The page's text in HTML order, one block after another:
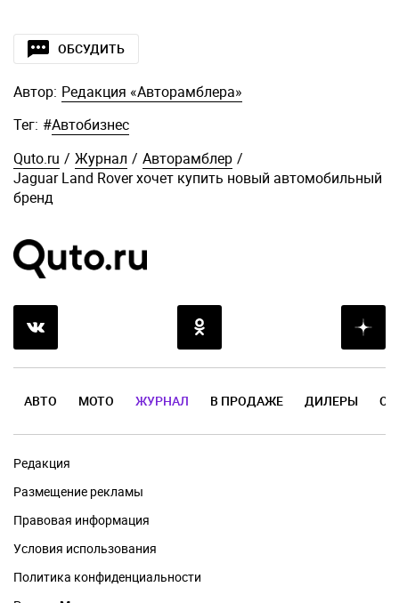
ОБСУДИТЬ
Автор: Редакция «Авторамблера»
Тег: #Автобизнес
Quto.ru / Журнал / Авторамблер /
Jaguar Land Rover хочет купить новый автомобильный
бренд
АВТО МОТО ЖУРНАЛ В ПРОДАЖЕ ДИЛЕРЫ
Редакция
Размещение рекламы
Правовая информация
Условия использования
Политика конфиденциальности